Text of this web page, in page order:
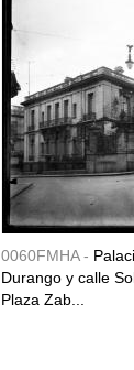
0060FMHA -
Durango y calle
Plaza Zab...